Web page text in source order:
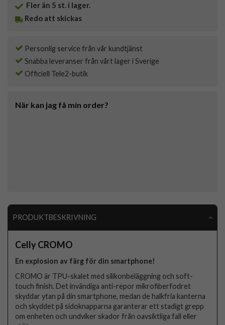
Fler än 5 st. i lager.
Redo att skickas
Personlig service från vår kundtjänst
Snabba leveranser från vårt lager i Sverige
Officiell Tele2-butik
När kan jag få min order?
PRODUKTBESKRIVNING
Celly CROMO
En explosion av färg för din smartphone!
CROMO är TPU-skalet med silikonbeläggning och soft-
touch finish. Det invändiga anti-repor mikrofiberfodret
skyddar ytan på din smartphone, medan de halkfria kanterna
och skyddet på sidoknapparna garanterar ett stadigt grepp
om enheten och undviker skador från oavsiktliga fall eller